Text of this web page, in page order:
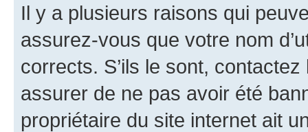
Il y a plusieurs raisons qui
assurez-vous que votre nom
corrects. S’ils le sont,
assurer de ne pas avoir été
propriétaire du site internet ait